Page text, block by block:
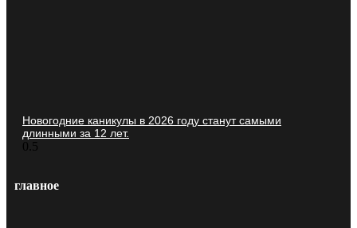
Новогодние каникулы в 2026 году станут самыми
длинными за 12 лет.
главное